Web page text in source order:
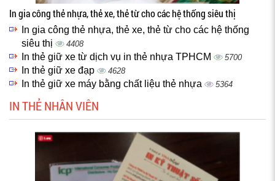
In gia công thẻ nhựa, thẻ xe, thẻ từ cho các hệ thống siêu thị
In gia công thẻ nhựa, thẻ xe, thẻ từ cho các hệ thống
siêu thị
4408
In thẻ giữ xe từ dịch vụ in thẻ nhựa TPHCM 5700
In thẻ giữ xe đạp 4628
In thẻ giữ xe máy bằng chất liệu thẻ nhựa 5364
IN THẺ NHÂN VIÊN